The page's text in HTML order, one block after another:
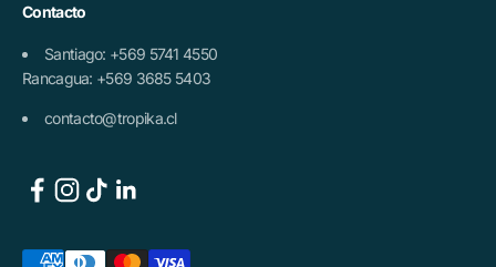
Contacto
Santiago: +569 5741 4550
Rancagua: +569 3685 5403
contacto@tropika.cl